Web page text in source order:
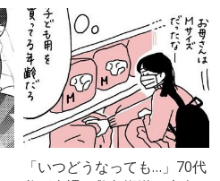
「いつどうなっても…」70代